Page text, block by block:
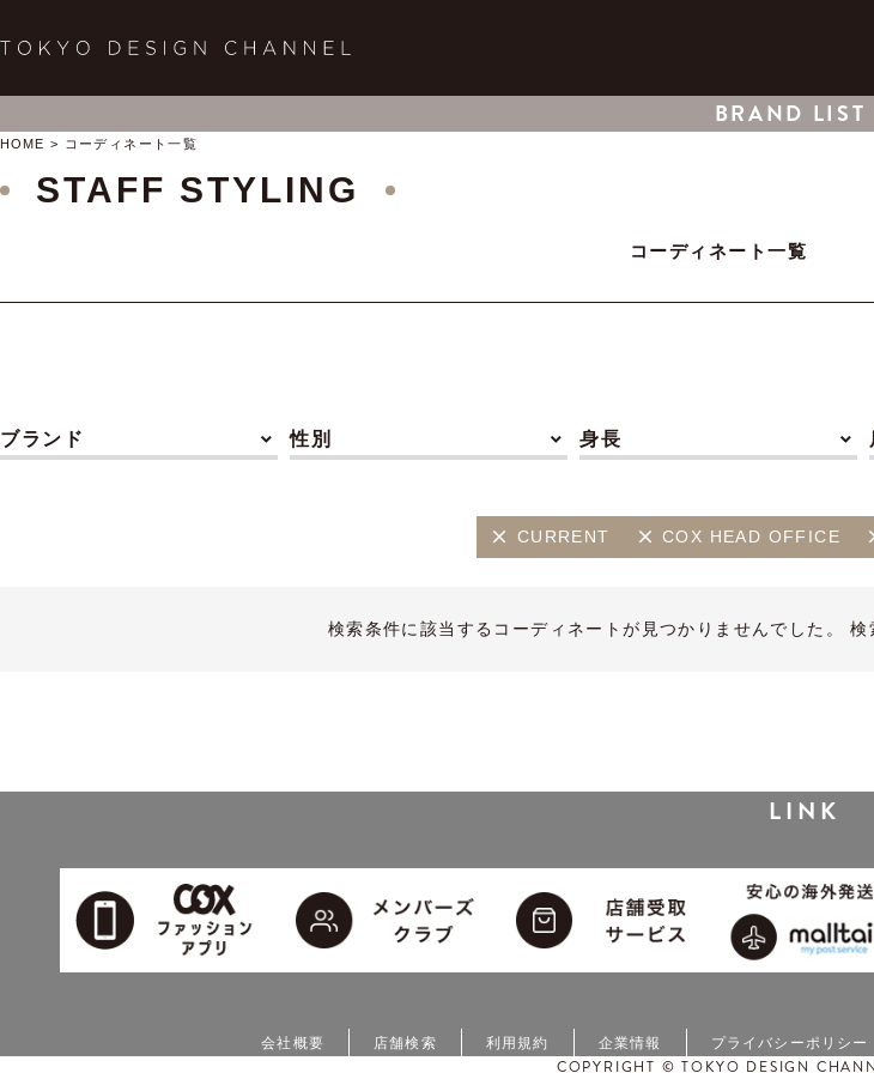
BRAND LIST
HOME コーディネート一覧
STAFF STYLING
コーディネート一覧
ブランド 性別 身長
CURRENT COX HEAD OFFICE
検索条件に該当するコーディネートが見つかりませんでした。 検
LINK
会社概要 店舗検索 利用規約 企業情報 プライバシーポリシー
COPYRIGHT © TOKYO DESIGN